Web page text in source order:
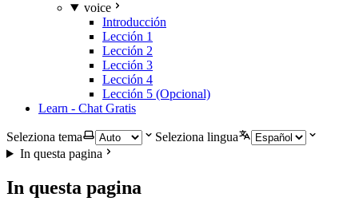
voice
Introducción
Lección 1
Lección 2
Lección 3
Lección 4
Lección 5 (Opcional)
Learn - Chat Gratis
Seleziona tema
Seleziona lingua
In questa pagina
In questa pagina